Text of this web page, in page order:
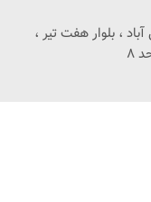
، بلوار هفت تیر ،